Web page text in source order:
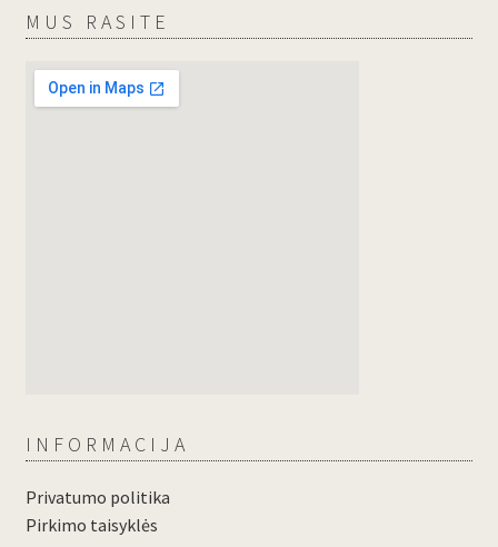
MUS RASITE
INFORMACIJA
Privatumo politika
Pirkimo taisyklės